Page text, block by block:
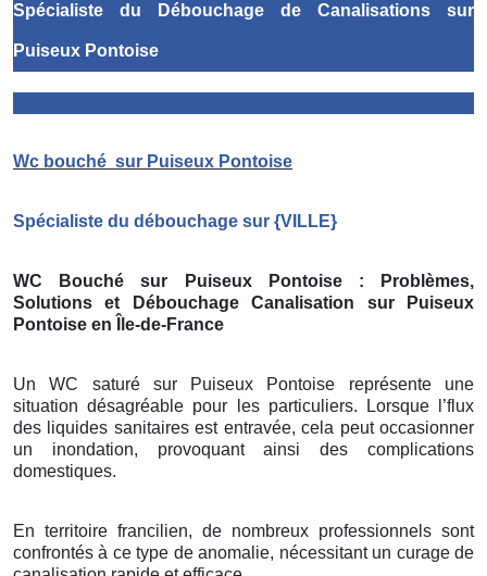
Spécialiste du Débouchage de Canalisations sur
Puiseux Pontoise
Wc bouché sur Puiseux Pontoise
Spécialiste du débouchage sur {VILLE}
WC Bouché sur Puiseux Pontoise
: Problèmes,
Solutions et Débouchage Canalisation sur Puiseux
Pontoise en Île-de-France
Un WC saturé sur Puiseux Pontoise représente une
situation désagréable pour les particuliers. Lorsque l’flux
des liquides sanitaires est entravée, cela peut occasionner
un inondation, provoquant ainsi des complications
domestiques.
En territoire francilien, de nombreux professionnels sont
confrontés à ce type de anomalie, nécessitant un curage de